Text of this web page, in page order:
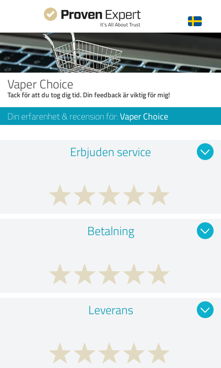
Vaper Choice
Tack för att du tog dig tid. Din feedback är viktig för mig!
Din erfarenhet & recension för: Vaper Choice
Erbjuden service
Betalning
Leverans